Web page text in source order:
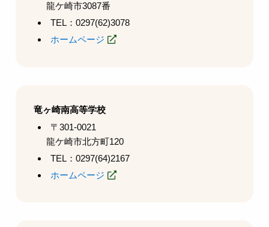
龍ケ崎市3087番
TEL：0297(62)3078
ホームページ
竜ヶ崎南高等学校
〒301-0021
龍ケ崎市北方町120
TEL：0297(64)2167
ホームページ